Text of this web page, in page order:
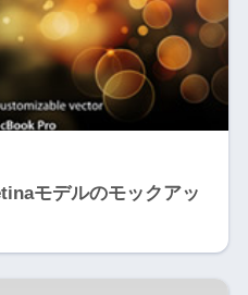
モデルのモックアッ